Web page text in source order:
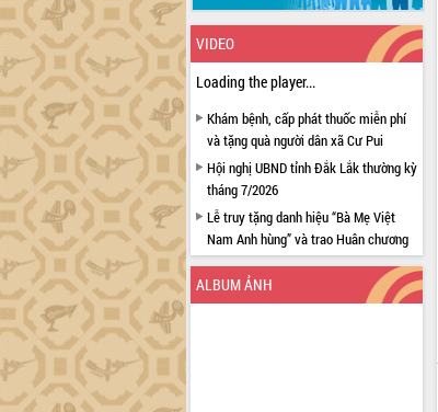
VIDEO
Loading the player...
Khám bệnh, cấp phát thuốc miễn phí
và tặng quà người dân xã Cư Pui
Hội nghị UBND tỉnh Đắk Lắk thường kỳ
tháng 7/2026
Lễ truy tặng danh hiệu “Bà Mẹ Việt
Nam Anh hùng” và trao Huân chương
Lao động
UBND tỉnh Đắk Lắk triển khai nhiệm
vụ 6 tháng cuối năm 2026
ALBUM ẢNH